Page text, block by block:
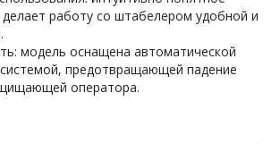
делает работу со штабелером удобной и
модель оснащена автоматической
предотвращающей падение
оператора.